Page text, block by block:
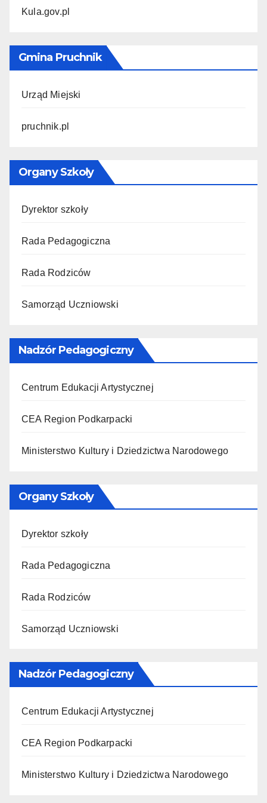
Kula.gov.pl
Gmina Pruchnik
Urząd Miejski
pruchnik.pl
Organy Szkoły
Dyrektor szkoły
Rada Pedagogiczna
Rada Rodziców
Samorząd Uczniowski
Nadzór Pedagogiczny
Centrum Edukacji Artystycznej
CEA Region Podkarpacki
Ministerstwo Kultury i Dziedzictwa Narodowego
Organy Szkoły
Dyrektor szkoły
Rada Pedagogiczna
Rada Rodziców
Samorząd Uczniowski
Nadzór Pedagogiczny
Centrum Edukacji Artystycznej
CEA Region Podkarpacki
Ministerstwo Kultury i Dziedzictwa Narodowego